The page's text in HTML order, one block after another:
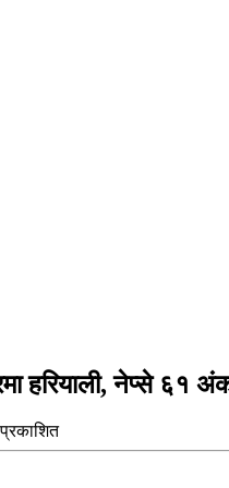
हरियाली, नेप्से ६१